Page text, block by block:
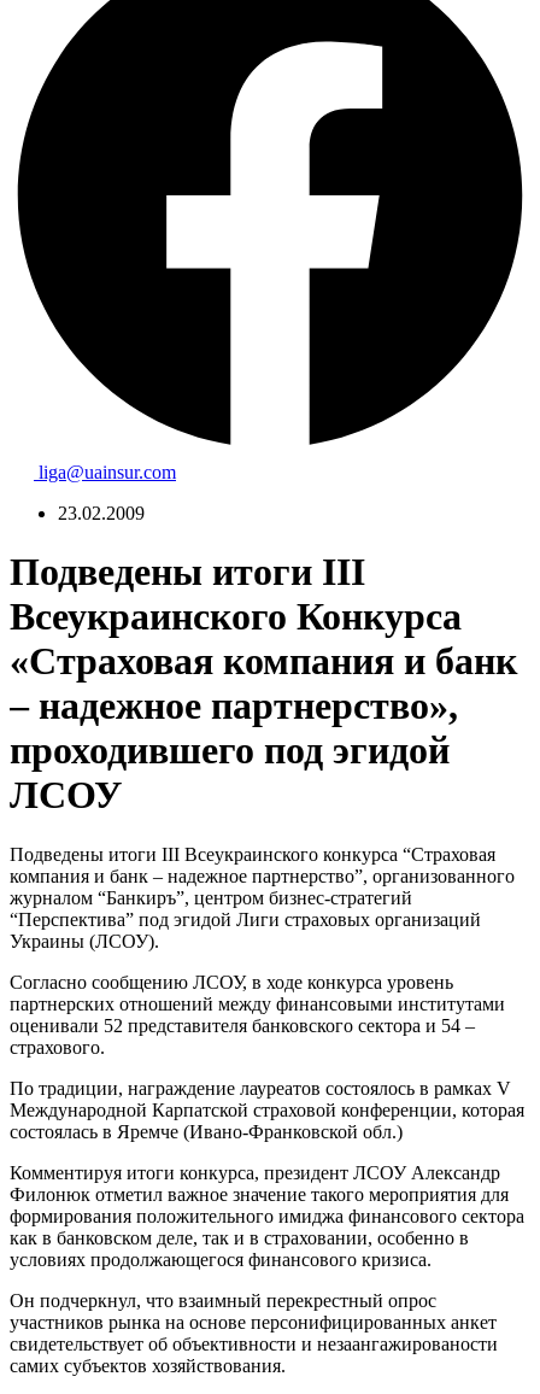
liga@uainsur.com
23.02.2009
Подведены итоги III
Всеукраинского Конкурса
«Страховая компания и банк
– надежное партнерство»,
проходившего под эгидой
ЛСОУ
Подведены итоги III Всеукраинского конкурса “Страховая
компания и банк – надежное партнерство”, организованного
журналом “Банкиръ”, центром бизнес-стратегий
“Перспектива” под эгидой Лиги страховых организаций
Украины (ЛСОУ).
Согласно сообщению ЛСОУ, в ходе конкурса уровень
партнерских отношений между финансовыми институтами
оценивали 52 представителя банковского сектора и 54 –
страхового.
По традиции, награждение лауреатов состоялось в рамках V
Международной Карпатской страховой конференции, которая
состоялась в Яремче (Ивано-Франковской обл.)
Комментируя итоги конкурса, президент ЛСОУ Александр
Филонюк отметил важное значение такого мероприятия для
формирования положительного имиджа финансового сектора
как в банковском деле, так и в страховании, особенно в
условиях продолжающегося финансового кризиса.
Он подчеркнул, что взаимный перекрестный опрос
участников рынка на основе персонифицированных анкет
свидетельствует об объективности и незаангажированости
самих субъектов хозяйствования.